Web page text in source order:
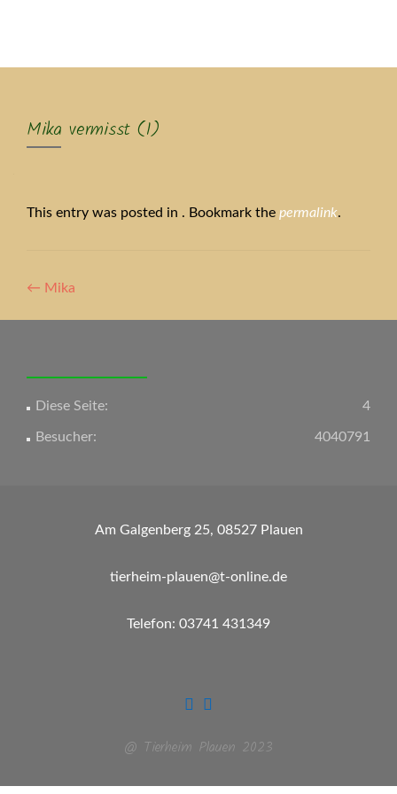
Mika vermisst (1)
This entry was posted in . Bookmark the permalink.
Artikel-
Navigation
← Mika
4
Diese Seite:
4040791
Besucher:
Am Galgenberg 25, 08527 Plauen
tierheim-plauen@t-online.de
Telefon: 03741 431349
@ Tierheim Plauen 2023